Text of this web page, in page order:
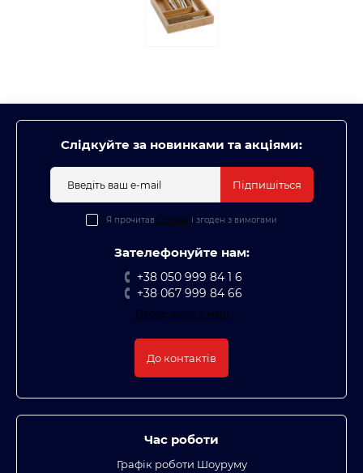
Слідкуйте за новинками та акціями:
Підпишіться
Я прочитав Оплата і згоден з вимогами
Зателефонуйте нам:
+38 050 999 84 1 6
+38 067 999 84 66
Передзвоніть мені
До контактів
Час роботи
Графік роботи Шоуруму